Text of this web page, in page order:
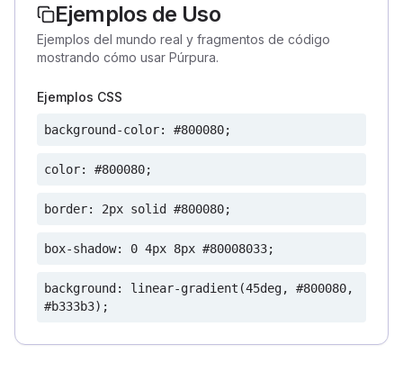
Ejemplos de Uso
Ejemplos del mundo real y fragmentos de código
mostrando cómo usar Púrpura.
Ejemplos CSS
background-color: #800080;
color: #800080;
border: 2px solid #800080;
box-shadow: 0 4px 8px #80008033;
background: linear-gradient(45deg, #800080,
#b333b3);